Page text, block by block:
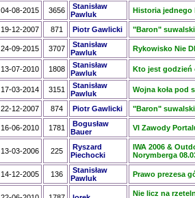
04-08-2015 3656
Stanisław
Pawluk
Historia jednego
19-12-2007 871 Piotr Gawlicki "Baron"
24-09-2015 3707
Stanisław
Pawluk
Rykowisko Nie
13-07-2010 1808
Stanisław
Pawluk
Kto jest godzień
17-03-2014 3151
Stanisław
Pawluk
Wojna koła pod
22-12-2007 874 Piotr Gawlicki "Baron"
16-06-2010 1781
Bogusław
Bauer
VI Zawody
13-03-2006 225
Ryszard
Piechocki
IWA 2006 &
Norymberga
14-12-2005 136
Stanisław
Pawluk
Prawo prezesa
Nie licz na